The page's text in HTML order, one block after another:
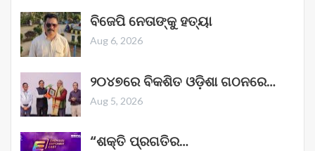
ବିଜେପି ନେତାଙ୍କୁ ହତ୍ୟା
Aug 6, 2026
୨୦୪୭ରେ ବିକଶିତ ଓଡ଼ିଶା ଗଠନରେ…
Aug 5, 2026
“ଶକ୍ତି ପ୍ରଗତିର…